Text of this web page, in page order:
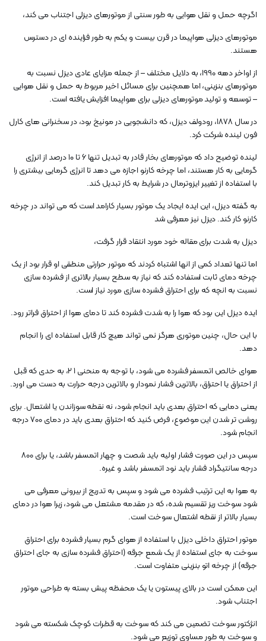
اگرچه حمل و نقل هوایی به طور سنتی از موتورهای دیزلی اجتناب می کند،
موتورهای دیزلی هواپیما در قرن بیست و یکم به طور فزاینده ای در دسترس
هستند.
از اواخر دهه 1990، به دلایل مختلف – از جمله مزایای عادی دیزل نسبت به
موتورهای بنزینی، اما همچنین برای مسائل اخیر مربوط به حمل و نقل هوایی
– توسعه و تولید موتورهای دیزلی برای هواپیما افزایش یافته است.
در سال 1878، رودولف دیزل، که دانشجویی در مونیخ بود، در سخنرانی های کارل
فون لینده شرکت کرد.
لینده توضیح داد که موتورهای بخار قادر به تبدیل تنها ۶ تا ۱۰ درصد از انرژی
گرمایی به کار هستند، اما چرخه کارنو اجازه می دهد تا انرژی گرمایی بیشتری را
با استفاده از تغییر ایزوترمال در شرایط به کار تبدیل کند.
به گفته دیزل، این ایده ایجاد یک موتور بسیار کارامد است که می تواند در چرخه
کارنو کار کند. دیزل نیز معرفی شد
دیزل به شدت برای مقاله خود مورد انتقاد قرار گرفت،
اما تنها تعداد کمی از انها اشتباه کردند که موتور حرارتی منطقی او قرار بود از یک
چرخه دمای ثابت استفاده کند که نیاز به سطح بسیار بالاتری از فشرده سازی
نسبت به انچه که برای احتراق فشرده سازی مورد نیاز است.
ایده دیزل این بود که هوا را به شدت فشرده کند تا دمای هوا از احتراق فراتر رود.
با این حال، چنین موتوری هرگز نمی تواند هیچ کار قابل استفاده ای را انجام
دهد.
هوای خالص اتمسفر فشرده می شود، با توجه به منحنی 1 2، به حدی که قبل
از احتراق یا احتراق، بالاترین فشار نمودار و بالاترین درجه حرارت به دست می اورد.
یعنی دمایی که احتراق بعدی باید انجام شود، نه نقطه سوزاندن یا اشتعال. برای
روشن تر شدن این موضوع، فرض کنید که احتراق بعدی باید در دمای 700 درجه
انجام شود.
سپس در این صورت فشار اولیه باید شصت و چهار اتمسفر باشد، یا برای 800
درجه سانتیگراد فشار باید نود اتمسفر باشد و غیره.
به هوا به این ترتیب فشرده می شود و سپس به تدریج از بیرونی معرفی می
شود سوخت ریز تقسیم شده، که در مقدمه مشتعل می شود، زیرا هوا در دمای
بسیار بالاتر از نقطه اشتعال سوخت است.
موتور احتراق داخلی دیزل با استفاده از هوای گرم بسیار فشرده برای احتراق
سوخت به جای استفاده از یک شمع جرقه (احتراق فشرده سازی به جای احتراق
جرقه) از چرخه اتو بنزینی متفاوت است.
این ممکن است در بالای پیستون یا یک محفظه پیش بسته به طراحی موتور
اجتناب شود.
انژکتور سوخت تضمین می کند که سوخت به قطرات کوچک شکسته می شود
و سوخت به طور مساوی توزیع می شود.